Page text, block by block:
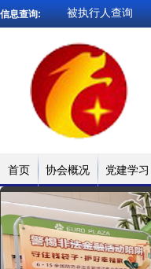
信息查询: 企业信用查询
法院文书查询
小贷名录查询
网贷试点名录
被执行人查询
法院文书查询
小贷名录查询
网贷试点名录
首页 协会概况 党建学习